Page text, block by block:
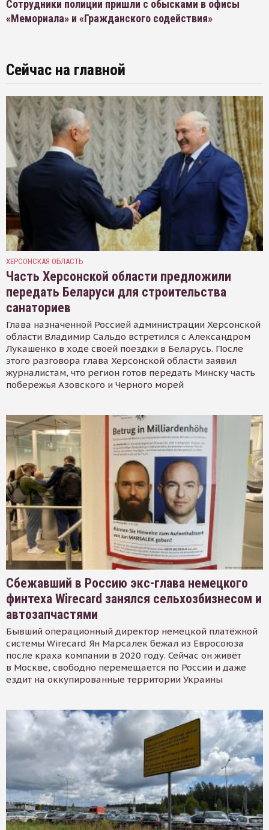
Сотрудники полиции пришли с обысками в офисы
«Мемориала» и «Гражданского содействия»
Сейчас на главной
ХЕРСОНСКАЯ ОБЛАСТЬ
Часть Херсонской области предложили
передать Беларуси для строительства
санаториев
Глава назначенной Россией администрации Херсонской
области Владимир Сальдо встретился с Александром
Лукашенко в ходе своей поездки в Беларусь. После
этого разговора глава Херсонской области заявил
журналистам, что регион готов передать Минску часть
побережья Азовского и Черного морей
Сбежавший в Россию экс-глава немецкого
финтеха Wirecard занялся сельхозбизнесом и
автозапчастями
Бывший операционный директор немецкой платёжной
системы Wirecard Ян Марсалек бежал из Евросоюза
после краха компании в 2020 году. Сейчас он живёт
в Москве, свободно перемещается по России и даже
ездит на оккупированные территории Украины